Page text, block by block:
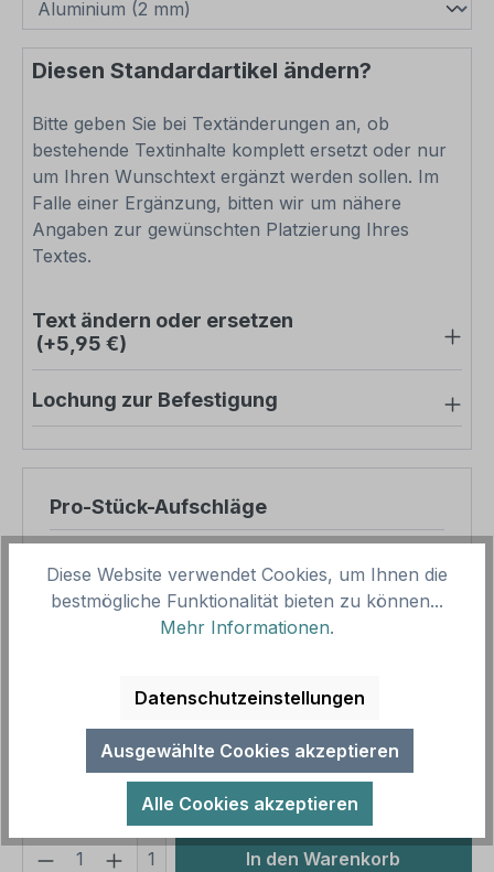
Diesen Standardartikel ändern?
Bitte geben Sie bei Textänderungen an, ob
bestehende Textinhalte komplett ersetzt oder nur
um Ihren Wunschtext ergänzt werden sollen. Im
Falle einer Ergänzung, bitten wir um nähere
Angaben zur gewünschten Platzierung Ihres
Textes.
Text ändern oder ersetzen
(+5,95 €)
Lochung zur Befestigung
Pro-Stück-Aufschläge
Zwischensumme
8,57 €
Gesamtpreis
Preise inkl. MwSt. zzgl. Versandkosten
Aufgrund von Neuberechnungen im Warenkorb sind
abweichende Endpreise möglich.
Produkt Anzahl: Gib den gewünschten
1 In den Warenkorb
Diese Website verwendet Cookies, um Ihnen die
bestmögliche Funktionalität bieten zu können...
Mehr Informationen.
Datenschutzeinstellungen
Ausgewählte Cookies akzeptieren
Alle Cookies akzeptieren